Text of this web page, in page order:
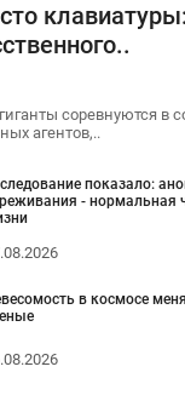
соревнуются в
агентов,..
показало:
- нормальная
в космосе